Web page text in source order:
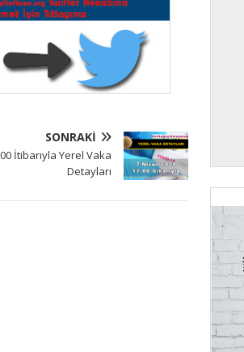
SONRAKI
İtibarıyla Yerel Vaka
Detayları